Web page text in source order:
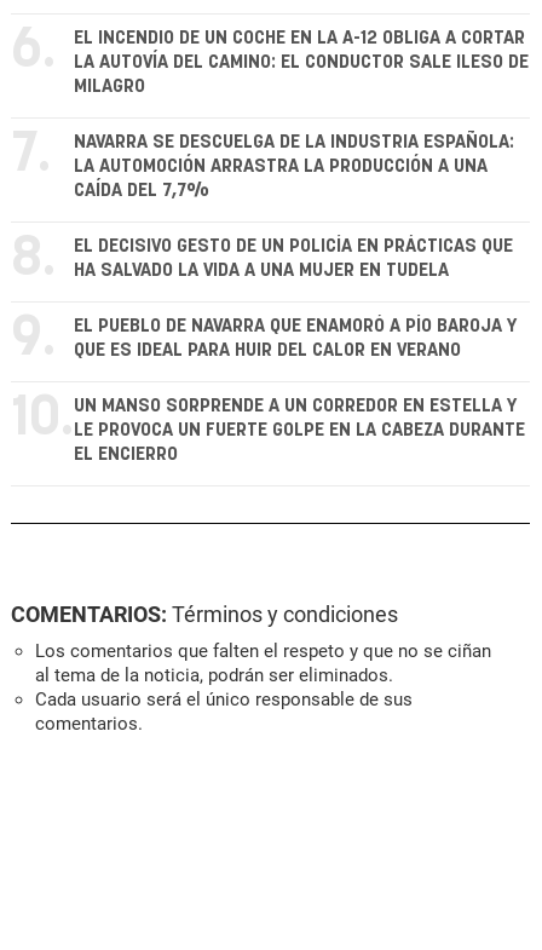
6.
EL INCENDIO DE UN COCHE EN LA A-12 OBLIGA A CORTAR
LA AUTOVÍA DEL CAMINO: EL CONDUCTOR SALE ILESO DE
MILAGRO
7.
NAVARRA SE DESCUELGA DE LA INDUSTRIA ESPAÑOLA:
LA AUTOMOCIÓN ARRASTRA LA PRODUCCIÓN A UNA
CAÍDA DEL 7,7%
8.
EL DECISIVO GESTO DE UN POLICÍA EN PRÁCTICAS QUE
HA SALVADO LA VIDA A UNA MUJER EN TUDELA
9.
EL PUEBLO DE NAVARRA QUE ENAMORÓ A PÍO BAROJA Y
QUE ES IDEAL PARA HUIR DEL CALOR EN VERANO
10. UN MANSO SORPRENDE A UN CORREDOR EN ESTELLA Y
LE PROVOCA UN FUERTE GOLPE EN LA CABEZA DURANTE
EL ENCIERRO
COMENTARIOS: Términos y condiciones
Los comentarios que falten el respeto y que no se ciñan
al tema de la noticia, podrán ser eliminados.
Cada usuario será el único responsable de sus
comentarios.